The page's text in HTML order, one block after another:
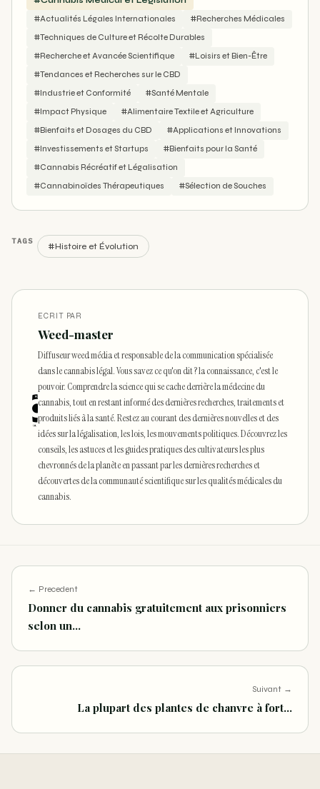
#Actualités Légales Internationales
#Recherches Médicales
#Techniques de Culture et Récolte Durables
#Recherche et Avancée Scientifique
#Loisirs et Bien-Être
#Tendances et Recherches sur le CBD
#Industrie et Conformité
#Santé Mentale
#Impact Physique
#Alimentaire Textile et Agriculture
#Bienfaits et Dosages du CBD
#Applications et Innovations
#Investissements et Startups
#Bienfaits pour la Santé
#Cannabis Récréatif et Légalisation
#Cannabinoïdes Thérapeutiques
#Sélection de Souches
TAGS
#Histoire et Évolution
ECRIT PAR
Weed-master
Diffuseur weed média et responsable de la communication spécialisée
dans le cannabis légal. Vous savez ce qu'on dit ? la connaissance, c'est le
pouvoir. Comprendre la science qui se cache derrière la médecine du
cannabis, tout en restant informé des dernières recherches, traitements et
produits liés à la santé. Restez au courant des dernières nouvelles et des
idées sur la légalisation, les lois, les mouvements politiques. Découvrez les
conseils, les astuces et les guides pratiques des cultivateurs les plus
chevronnés de la planète en passant par les dernières recherches et
découvertes de la communauté scientifique sur les qualités médicales du
cannabis.
← Precedent
Donner du cannabis gratuitement aux prisonniers
selon un…
Suivant →
La plupart des plantes de chanvre à fort…